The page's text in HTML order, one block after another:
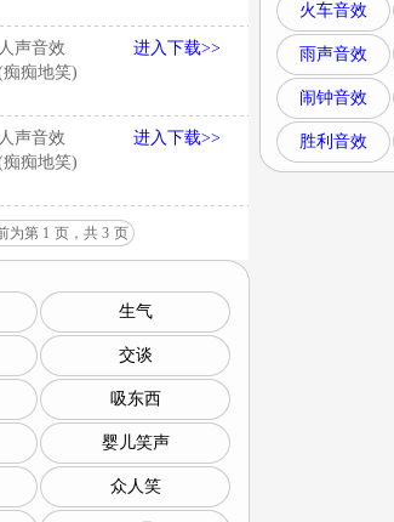
人声音效
痴痴地笑)
进入下载>>
人声音效
痴痴地笑)
进入下载>>
为第 1 页，共 3 页
生气
交谈
吸东西
婴儿笑声
众人笑
火车音效
雨声音效
闹钟音效
胜利音效